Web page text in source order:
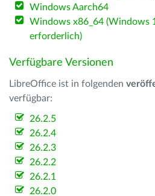
Windows Aarch64
Windows x86_64 (Windows
erforderlich)
Verfügbare Versionen
LibreOffice ist in folgenden
verfügbar:
26.2.5
26.2.4
26.2.3
26.2.2
26.2.1
26.2.0